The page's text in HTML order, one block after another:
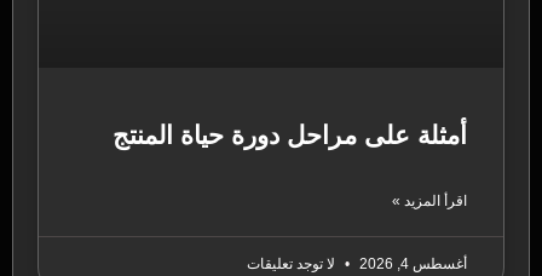
أمثلة على مراحل دورة حياة المنتج
اقرأ المزيد »
أغسطس 4, 2026 لا توجد تعليقات